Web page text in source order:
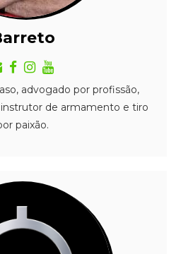
advogado por profissão,
de armamento e tiro
paixão.